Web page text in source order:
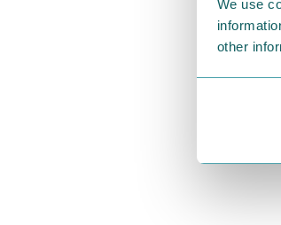
We use
other